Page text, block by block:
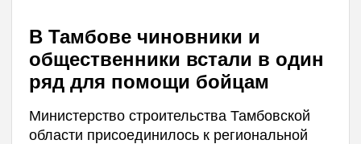
В Тамбове чиновники и
общественники встали в один
ряд для помощи бойцам
Министерство строительства Тамбовской
области присоединилось к региональной